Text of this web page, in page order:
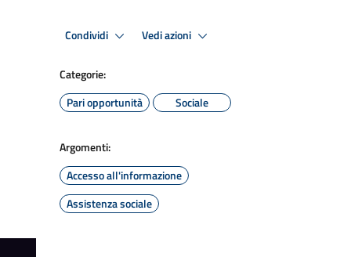
Condividi Vedi azioni
Categorie:
Pari opportunità
Sociale
Argomenti:
Accesso all'informazione
Assistenza sociale